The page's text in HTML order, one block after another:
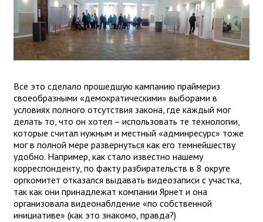
Все это сделало прошедшую кампанию праймериз
своеобразными «демократическими» выборами в
условиях полного отсутствия закона, где каждый мог
делать то, что он хотел – использовать те технологии,
которые считал нужным и местный «админресурс» тоже
мог в полной мере развернуться как его темнейшеству
удобно. Например, как стало известно нашему
корреспонденту, по факту разбирательств в 8 округе
оргкомитет отказался выдавать видеозаписи с участка,
так как они принадлежат компании Ярнет и она
организовала видеонаблдение «по собственной
инициативе» (как это знакомо, правда?)